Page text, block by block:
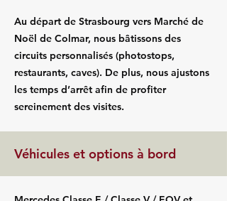
Au départ de Strasbourg vers Marché de
Noël de Colmar, nous bâtissons des
circuits personnalisés (photostops,
restaurants, caves). De plus, nous ajustons
les temps d’arrêt afin de profiter
sereinement des visites.
Véhicules et options à bord